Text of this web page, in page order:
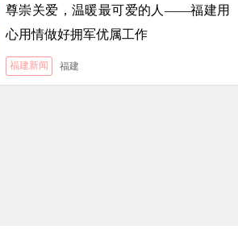
尊崇关爱，温暖最可爱的人——福建用
心用情做好拥军优属工作
福建新闻 福建